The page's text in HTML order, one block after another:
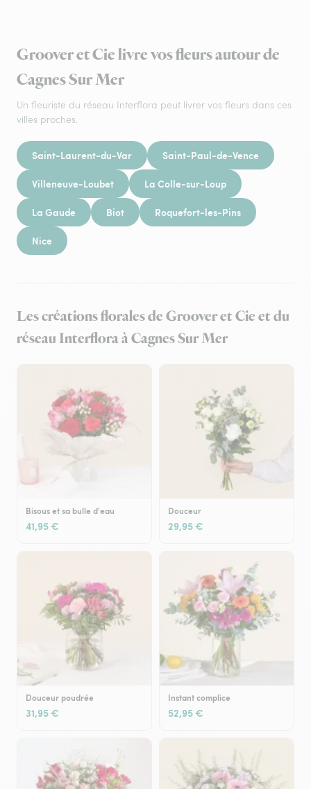
Groover et Cie livre vos fleurs autour de
Cagnes Sur Mer
Un fleuriste du réseau Interflora peut livrer vos fleurs dans ces
villes proches.
Saint-Laurent-du-Var Saint-Paul-de-Vence
Villeneuve-Loubet La Colle-sur-Loup
La Gaude Biot Roquefort-les-Pins
Nice
Les créations florales de Groover et Cie et du
réseau Interflora à Cagnes Sur Mer
Bisous et sa bulle d'eau
41,95 €
Douceur
29,95 €
Douceur poudrée
31,95 €
Instant complice
52,95 €